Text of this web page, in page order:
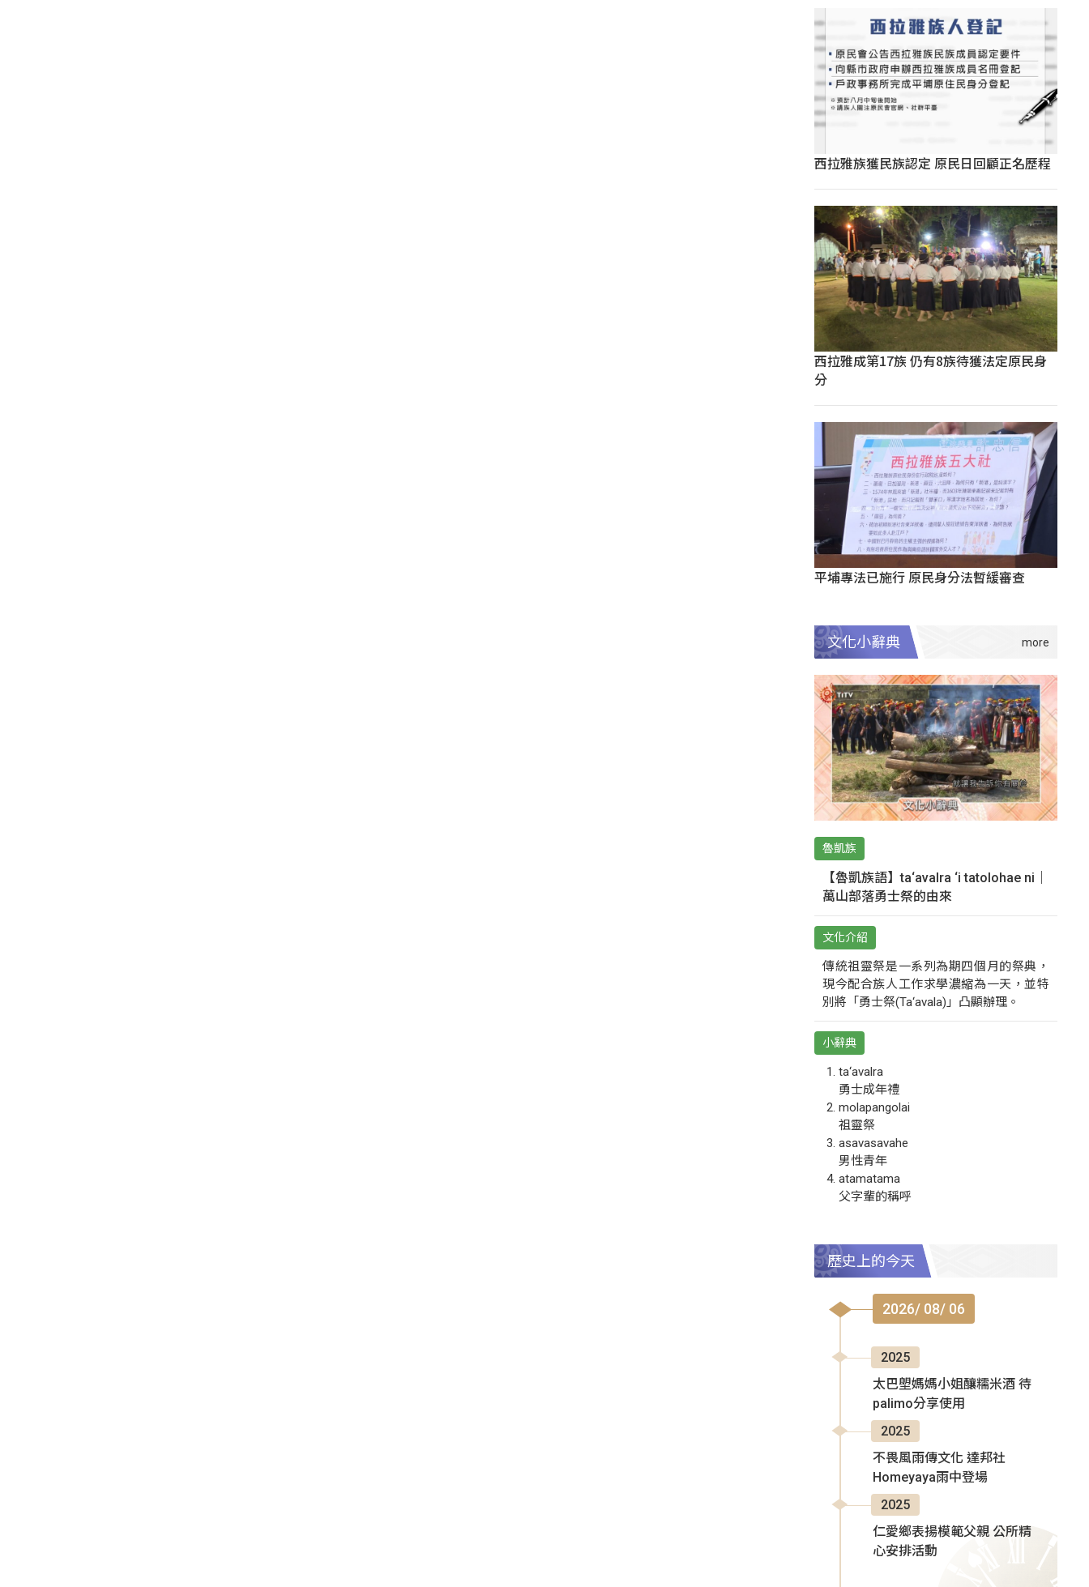
西拉雅族獲民族認定 原民日回顧正名歷程
西拉雅成第17族 仍有8族待獲法定原民身
分
平埔專法已施行 原民身分法暫緩審查
文化小辭典
魯凱族
【魯凱族語】ta‘avalra ‘i tatolohae ni｜
萬山部落勇士祭的由來
文化介紹
傳統祖靈祭是一系列為期四個月的祭典，
現今配合族人工作求學濃縮為一天，並特
別將「勇士祭(Ta‘avala)」凸顯辦理。
小辭典
ta‘avalra
勇士成年禮
molapangolai
祖靈祭
asavasavahe
男性青年
atamatama
父字輩的稱呼
歷史上的今天
2026/ 08/ 06
2025
太巴塱媽媽小姐釀糯米酒 待
palimo分享使用
2025
不畏風雨傳文化 達邦社
Homeyaya雨中登場
2025
仁愛鄉表揚模範父親 公所精
心安排活動